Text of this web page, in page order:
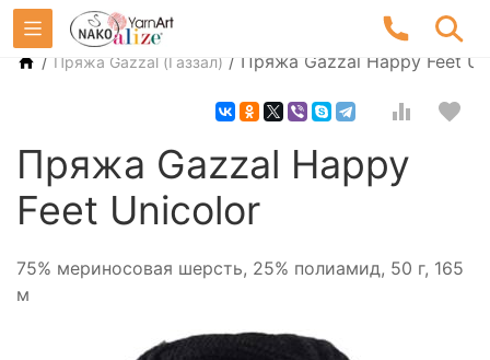
/ Пряжа Gazzal (Газзал) / Пряжа Gazzal Happy Feet
Пряжа Gazzal Happy
Feet Unicolor
75% мериносовая шерсть, 25% полиамид, 50 г, 165
м